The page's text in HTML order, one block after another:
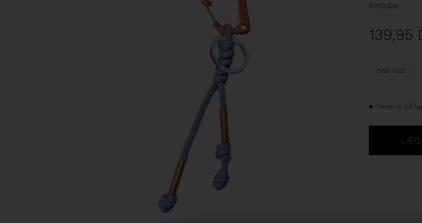
Kintobe
139,95
ONE SIZE
Varen er på